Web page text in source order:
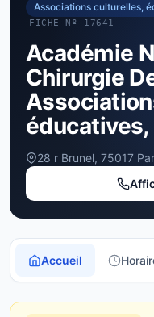
Associations culturelles,
FICHE Nº 17641
Académie
Chirurgie
28 r Brunel, 75017
Accueil